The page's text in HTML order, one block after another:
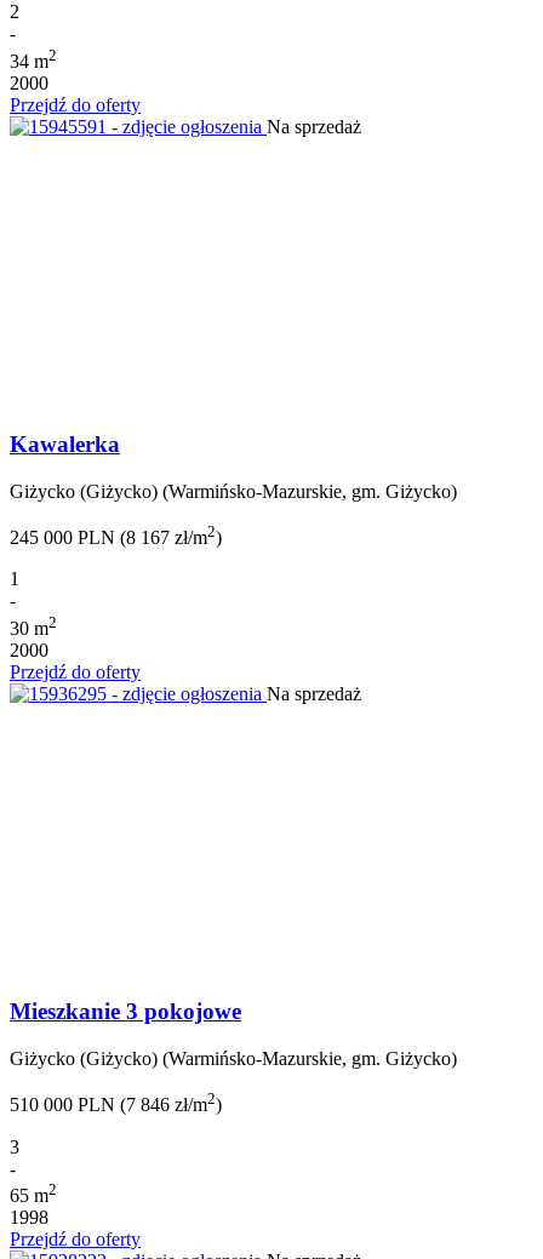
2
-
34 m2
2000
Przejdź do oferty
Na sprzedaż
Kawalerka
Giżycko (Giżycko) (Warmińsko-Mazurskie, gm. Giżycko)
245 000 PLN (8 167 zł/m2)
1
-
30 m2
2000
Przejdź do oferty
Na sprzedaż
Mieszkanie 3 pokojowe
Giżycko (Giżycko) (Warmińsko-Mazurskie, gm. Giżycko)
510 000 PLN (7 846 zł/m2)
3
-
65 m2
1998
Przejdź do oferty